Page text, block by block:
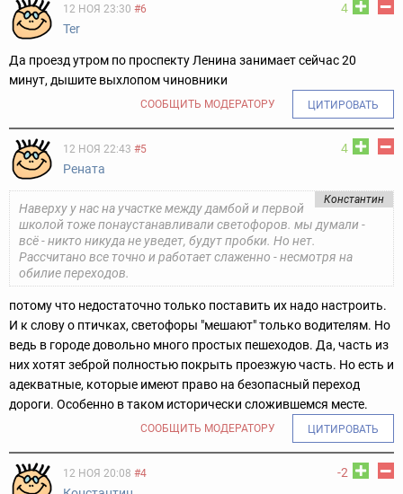
4
12 НОЯ 23:30 #6
Ter
Да проезд утром по проспекту Ленина занимает сейчас 20
минут, дышите выхлопом чиновники
СООБЩИТЬ МОДЕРАТОРУ ЦИТИРОВАТЬ
4
12 НОЯ 22:43 #5
Рената
Константин
Наверху у нас на участке между дамбой и первой
школой тоже понаустанавливали светофоров. мы думали -
всё - никто никуда не уведет, будут пробки. Но нет.
Рассчитано все точно и работает слаженно - несмотря на
обилие переходов.
потому что недостаточно только поставить их надо настроить.
И к слову о птичках, светофоры "мешают" только водителям. Но
ведь в городе довольно много простых пешеходов. Да, часть из
них хотят зеброй полностью покрыть проезжую часть. Но есть и
адекватные, которые имеют право на безопасный переход
дороги. Особенно в таком исторически сложившемся месте.
СООБЩИТЬ МОДЕРАТОРУ ЦИТИРОВАТЬ
-2
12 НОЯ 20:08 #4